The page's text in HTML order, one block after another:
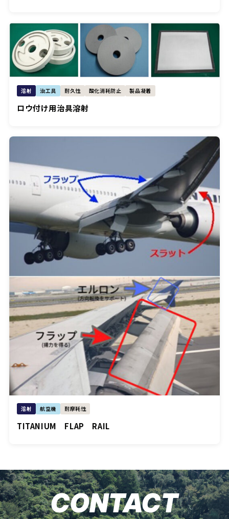
溶射 治工具 耐久性 酸化消耗防止 製品凝着
ロウ付け用治具溶射
溶射 航空機 耐摩耗性
TITANIUM FLAP RAIL
CONTACT